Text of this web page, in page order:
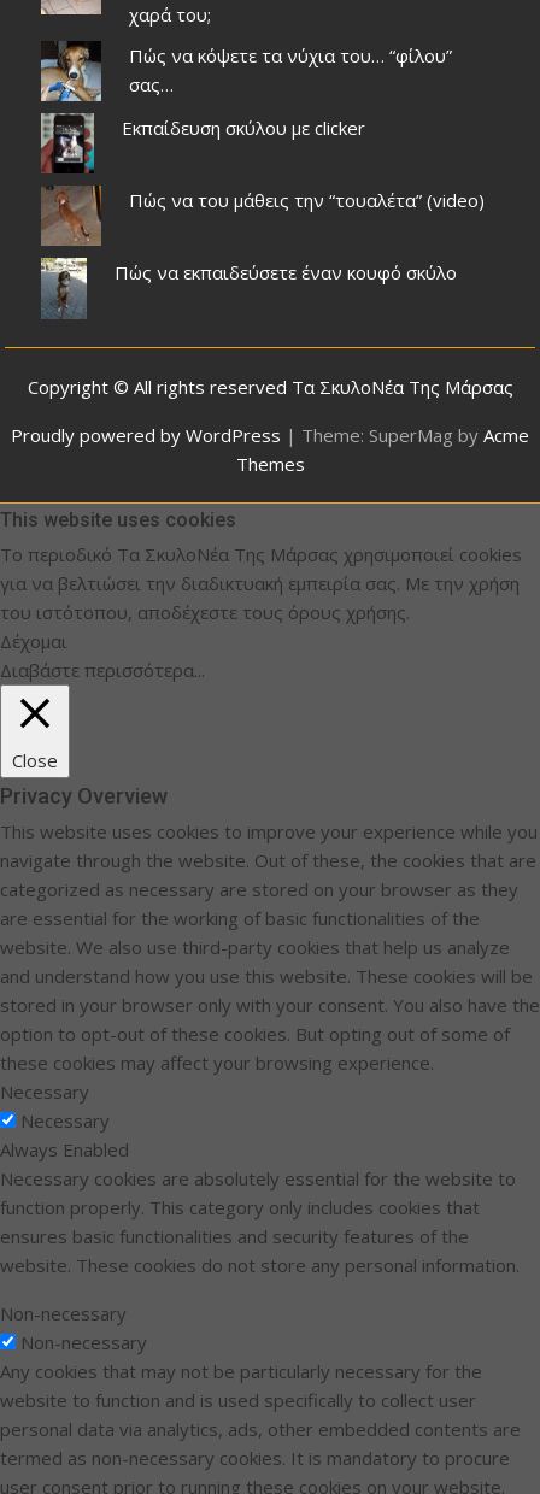
χαρά του;
Πώς να κόψετε τα νύχια του… “φίλου”
σας…
Εκπαίδευση σκύλου με clicker
Πώς να του μάθεις την “τουαλέτα” (video)
Πώς να εκπαιδεύσετε έναν κουφό σκύλο
Copyright © All rights reserved Τα ΣκυλοΝέα Της Μάρσας
Proudly powered by WordPress | Theme: SuperMag by Acme
Themes
This website uses cookies
Το περιοδικό Τα ΣκυλοΝέα Της Μάρσας χρησιμοποιεί cookies
για να βελτιώσει την διαδικτυακή εμπειρία σας. Με την χρήση
του ιστότοπου, αποδέχεστε τους όρους χρήσης.
Δέχομαι
Διαβάστε περισσότερα...
Close
Privacy Overview
This website uses cookies to improve your experience while you
navigate through the website. Out of these, the cookies that are
categorized as necessary are stored on your browser as they
are essential for the working of basic functionalities of the
website. We also use third-party cookies that help us analyze
and understand how you use this website. These cookies will be
stored in your browser only with your consent. You also have the
option to opt-out of these cookies. But opting out of some of
these cookies may affect your browsing experience.
Necessary
Necessary
Always Enabled
Necessary cookies are absolutely essential for the website to
function properly. This category only includes cookies that
ensures basic functionalities and security features of the
website. These cookies do not store any personal information.
Non-necessary
Non-necessary
Any cookies that may not be particularly necessary for the
website to function and is used specifically to collect user
personal data via analytics, ads, other embedded contents are
termed as non-necessary cookies. It is mandatory to procure
user consent prior to running these cookies on your website.